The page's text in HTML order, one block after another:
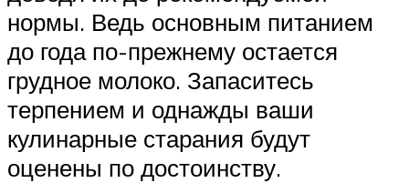
нормы. Ведь основным питанием
до года по-прежнему остается
грудное молоко. Запаситесь
терпением и однажды ваши
кулинарные старания будут
оценены по достоинству.